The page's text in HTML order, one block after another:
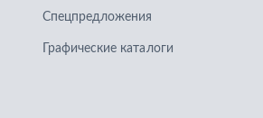
Графические каталоги